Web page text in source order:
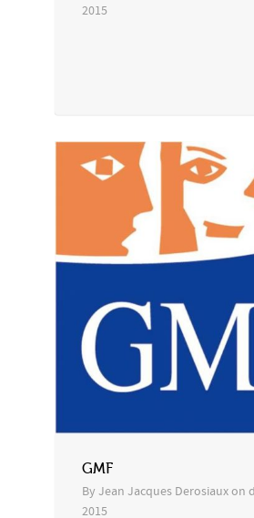
2015
GMF
By Jean Jacques Derosiauxon
2015